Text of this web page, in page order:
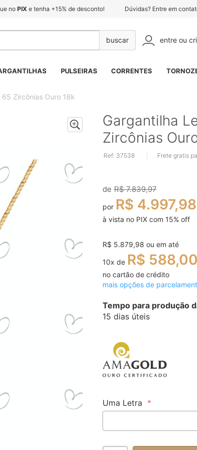
noPIX e tenha +15% de desconto! Dúvidas? Entre em
entre ou
PULSEIRAS CORRENTES
Zircônias Ouro 18k
Gargantilha
Zircônias
Ref: 37538 Frete gratis
de R$ 7.839,97
por R$ 4.997,98
à vista no PIX com 15% off
R$ 5.879,98 ou em até
10x de R$ 588,00
no cartão de crédito
mais opções de
Tempo para produção
15 dias úteis
Uma Letra